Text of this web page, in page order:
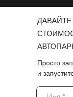
Просто
и